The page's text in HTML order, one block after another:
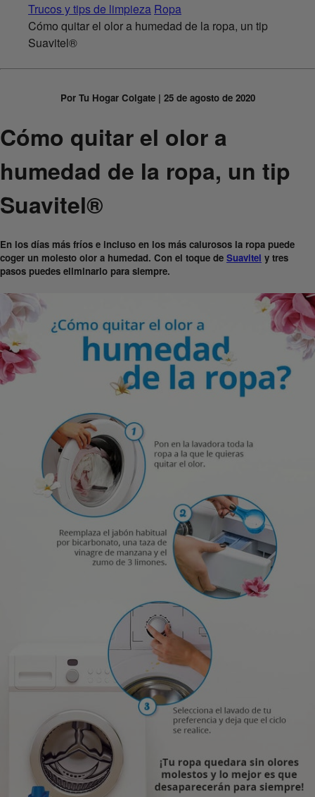
Trucos y tips de limpieza Ropa
Cómo quitar el olor a humedad de la ropa, un tip
Suavitel®
Por Tu Hogar Colgate | 25 de agosto de 2020
Cómo quitar el olor a
humedad de la ropa, un tip
Suavitel®
En los días más fríos e incluso en los más calurosos la ropa puede
coger un molesto olor a humedad. Con el toque de Suavitel y tres
pasos puedes eliminarlo para siempre.